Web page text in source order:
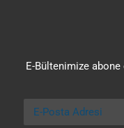
E-Bültenimize
E-Posta Adresi